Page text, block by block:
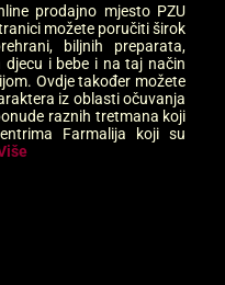
prodajno mjesto PZU
možete poručiti širok
biljnih preparata,
djecu i bebe i na taj način
Ovdje također možete
iz oblasti očuvanja
raznih tretmana koji
Farmalija koji su